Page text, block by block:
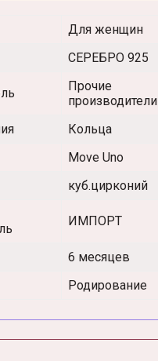
Для женщин
СЕРЕБРО 925
Прочие
производители
Кольца
Move Uno
куб.цирконий
ИМПОРТ
6 месяцев
Родирование